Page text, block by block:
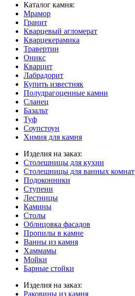
Каталог камня:
Мрамор
Гранит
Кварцевый агломерат
Кварцекерамика
Травертин
Оникс
Кварцит
Лабрадорит
Купить известняк
Полудрагоценные камни
Сланец
Базальт
Туф
Соупстоун
Химия для камня
Изделия на заказ:
Столешницы для кухни
Столешницы для ванных комнат
Подоконники
Ступени
Лестницы
Камины
Столы
Облицовка фасадов
Пропилы в камне
Ванны из камня
Хаммамы
Мойки
Барные стойки
Изделия на заказ:
Раковины из камня